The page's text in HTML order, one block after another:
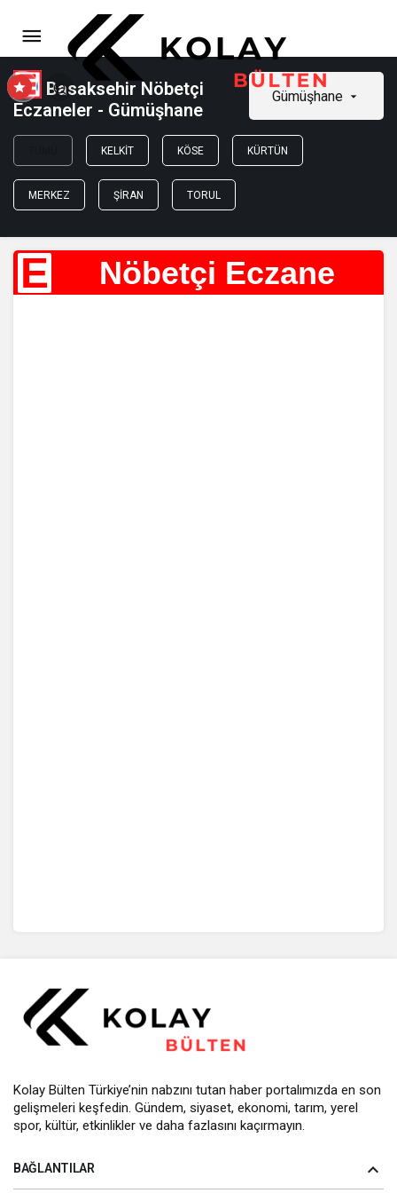
Basaksehir Nöbetçi
Eczaneler - Gümüşhane
Gümüşhane
KELKIT KÖSE KÜRTÜN
MERKEZ ŞIRAN TORUL
E Nöbetçi Eczane
Kolay Bülten Türkiye’nin nabzını tutan haber portalımızda en son
gelişmeleri keşfedin. Gündem, siyaset, ekonomi, tarım, yerel
spor, kültür, etkinlikler ve daha fazlasını kaçırmayın.
BAĞLANTILAR